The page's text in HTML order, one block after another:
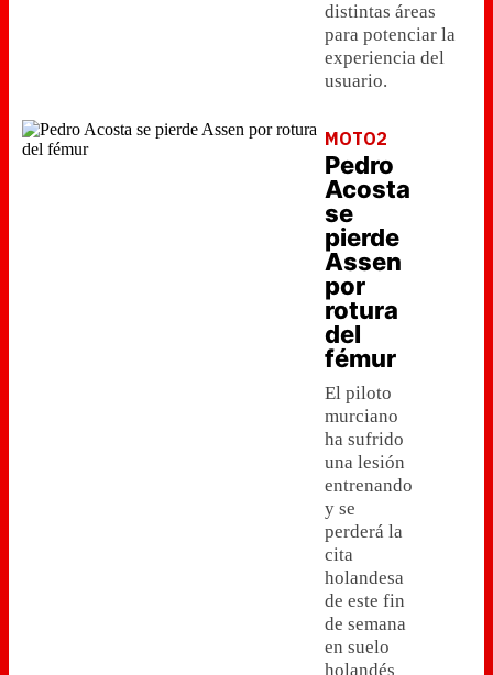
distintas áreas
para potenciar la
experiencia del
usuario.
MOTO2
Pedro
Acosta
se
pierde
Assen
por
rotura
del
fémur
El piloto
murciano
ha sufrido
una lesión
entrenando
y se
perderá la
cita
holandesa
de este fin
de semana
en suelo
holandés